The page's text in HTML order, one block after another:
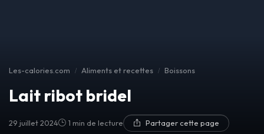
Les-calories.com Aliments et recettes Boissons
Lait ribot bridel
29 juillet 2024 1 min de lecture Partager cette page